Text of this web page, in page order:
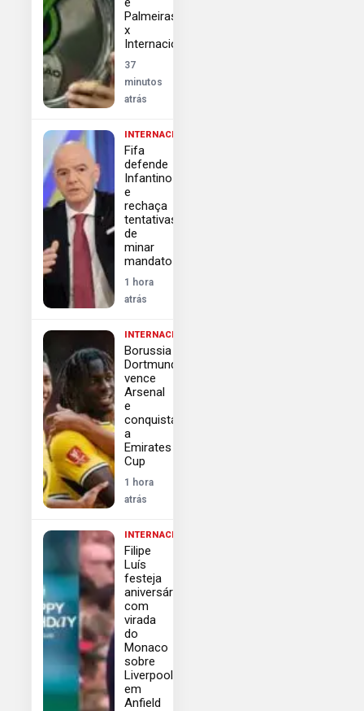
Palmeiras
x
Internacional
37
minutos
atrás
INTERNACIONAL
Fifa
defende
Infantino
e
rechaça
tentativas
de
minar
mandato
1 hora
atrás
INTERNACIONAL
Borussia
Dortmund
vence
Arsenal
e
conquista
a
Emirates
Cup
1 hora
atrás
INTERNACIONAL
Filipe
Luís
festeja
aniversário
com
virada
do
Monaco
sobre
Liverpool
em
Anfield